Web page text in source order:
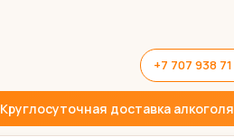
+7 707 938
Круглосуточная доставка